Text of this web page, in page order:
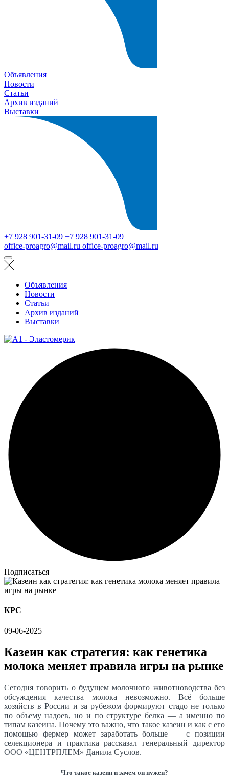
Объявления
Новости
Статьи
Архив изданий
Выставки
+7 928 901-31-09 +7 928 901-31-09
office-proagro@mail.ru office-proagro@mail.ru
Объявления
Новости
Статьи
Архив изданий
Выставки
Подписаться
КРС
09-06-2025
Казеин как стратегия: как генетика
молока меняет правила игры на рынке
Сегодня говорить о будущем молочного животноводства без
обсуждения качества молока невозможно. Всё больше
хозяйств в России и за рубежом формируют стадо не только
по объему надоев, но и по структуре белка — а именно по
типам казеина. Почему это важно, что такое казеин и как с его
помощью фермер может заработать больше — с позиции
селекционера и практика рассказал генеральный директор
ООО «ЦЕНТРПЛЕМ» Данила Суслов.
Что такое казеин и зачем он нужен?